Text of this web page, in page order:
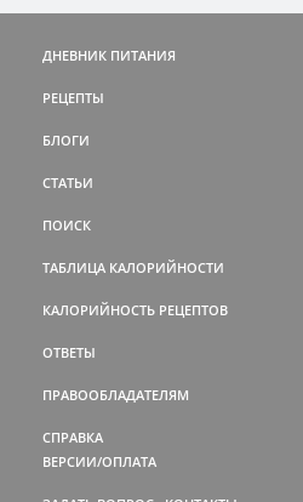
ДНЕВНИК ПИТАНИЯ
РЕЦЕПТЫ
БЛОГИ
СТАТЬИ
ПОИСК
ТАБЛИЦА КАЛОРИЙНОСТИ
КАЛОРИЙНОСТЬ РЕЦЕПТОВ
ОТВЕТЫ
ПРАВООБЛАДАТЕЛЯМ
СПРАВКА
ВЕРСИИ/ОПЛАТА